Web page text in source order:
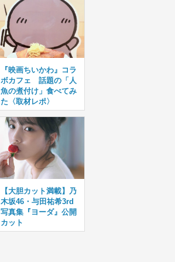
『映画ちいかわ』コラ
ボカフェ 話題の「人
魚の煮付け」食べてみ
た〈取材レポ〉
【大胆カット満載】乃
木坂46・与田祐希3rd
写真集『ヨーダ』公開
カット